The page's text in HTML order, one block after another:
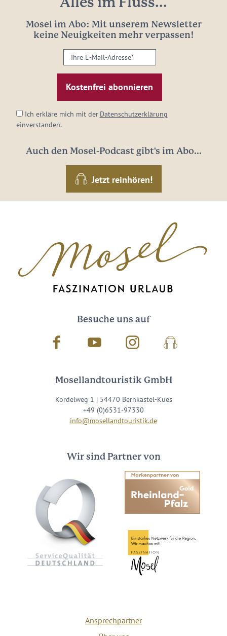
Alles im Fluss...
Mosel im Abo: Mit unserem Newsletter
keine Neuigkeiten mehr verpassen!
Ihre
E-
Mail-
Adresse:
Ich erkläre mich mit der Datenschutzerklärung
einverstanden.
Auch den Mosel-Podcast gibt's im Abo...
Jetzt reinhören!
Besuche uns auf
Facebook Youtube InstagramPodcast
Mosellandtouristik GmbH
Kordelweg 1 | 54470 Bernkastel-Kues
+49 (0)6531-97330
info@mosellandtouristik.de
Wir sind Partner von
Ansprechpartner